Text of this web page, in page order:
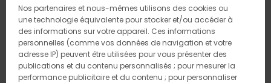
Nos partenaires et nous-mêmes utilisons des cookies ou
une technologie équivalente pour stocker et/ou accéder à
des informations sur votre appareil. Ces informations
personnelles (comme vos données de navigation et votre
adresse IP) peuvent être utilisées pour vous présenter des
publications et du contenu personnalisés ; pour mesurer la
performance publicitaire et du contenu ; pour personnaliser